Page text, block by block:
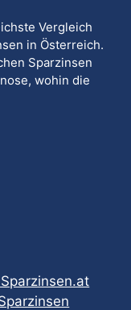
Vergleich
in Österreich.
Sparzinsen
wohin die